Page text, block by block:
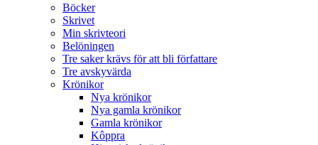
Böcker
Skrivet
Min skrivteori
Belöningen
Tre saker krävs för att bli författare
Tre avskyvärda
Krönikor
Nya krönikor
Nya gamla krönikor
Gamla krönikor
Kôppra